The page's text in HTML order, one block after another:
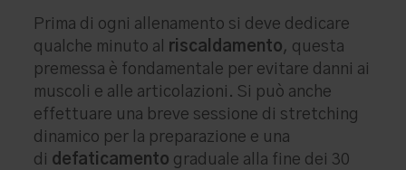
Prima di ogni allenamento si deve dedicare
qualche minuto al riscaldamento, questa
premessa è fondamentale per evitare danni ai
muscoli e alle articolazioni. Si può anche
effettuare una breve sessione di stretching
dinamico per la preparazione e una
di defaticamento graduale alla fine dei 30